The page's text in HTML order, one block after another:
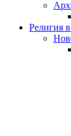
Религия